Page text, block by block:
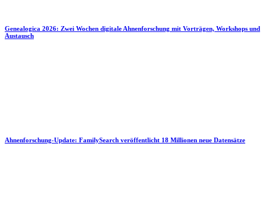
Genealogica 2026: Zwei Wochen digitale Ahnenforschung mit Vorträgen, Workshops und
Austausch
Ahnenforschung-Update: FamilySearch veröffentlicht 18 Millionen neue Datensätze